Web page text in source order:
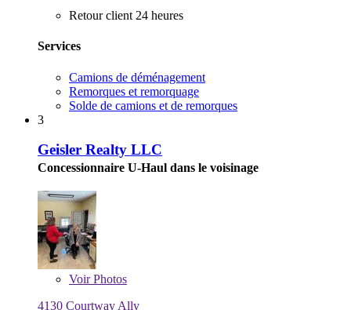
Retour client 24 heures
Services
Camions de déménagement
Remorques et remorquage
Solde de camions et de remorques
3
Geisler Realty LLC
Concessionnaire U-Haul dans le voisinage
VoirPhotos
4130 Courtway Ally